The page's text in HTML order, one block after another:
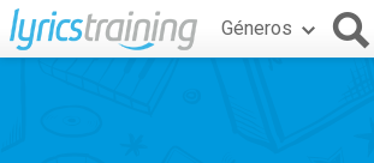
Géneros